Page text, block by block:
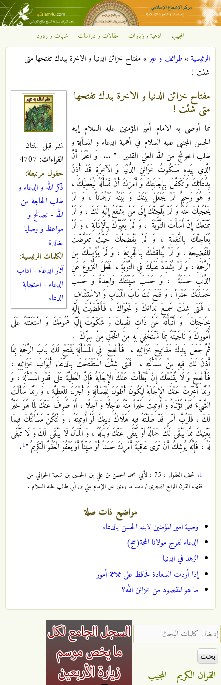
تجاوز إلى المحتوى الرئيسي
مركز
الإشعاع
الإسلامي
المجيب ادعية و زيارات مقالات و دراسات شبهات و ردود
أنت هنا
الرئيسية»طرائف و عبر»مفتاح خزائن الدنيا و الاخرة بيدك تفتحها متى
شئت !
نشر قبل سنتان
القراءات:
حقول مرتبطة:
ذكر الله و الدعاء و
طلب الحاجة من
الله - نصائح و
مواعظ و وصايا
خالدة
الكلمات الرئيسية:
آثار الدعاء - اداب
الدعاء - استجابة
الدعاء
مفتاح خزائن الدنيا و الاخرة بيدك تفتحها
متى شئت !
مما أوصى به الامام أمير المؤمنين عليه السلام إبنه
الحسن المجتبى عليه السلام في أهمية الدعاء و المسألة و
طلب الحوائج من الله العلي القدير : " ... وَ اعْلَمْ أَنَّ
الَّذِي بِيَدِهِ مَلَكُوتُ خَزَائِنِ الدُّنْيَا وَ الْآخِرَةِ قَدْ أَذِنَ
بِدُعَائِكَ وَ تَكَفَّلَ بِإِجَابَتِكَ وَ أَمَرَكَ‏ أَنْ‏ تَسْأَلَهُ‏ لِيُعْطِيَكَ‏ ،
وَ هُوَ رَحِيمٌ لَمْ يَجْعَلْ بَيْنَكَ وَ بَيْنَهُ تَرْجُمَاناً ، وَ لَمْ
يَحْجُبْكَ عَنْهُ وَ لَمْ يُلْجِئْكَ إِلَى مَنْ يَشْفَعُ إِلَيْهِ لَكَ ، وَ لَمْ
يَمْنَعْكَ إِنْ أَسَأْتَ التَّوْبَةَ ، وَ لَمْ يُعَيِّرْكَ بِالْإِنَابَةِ ، وَ لَمْ
يُعَاجِلْكَ بِالنَّقِمَةِ ، وَ لَمْ يَفْضَحْكَ حَيْثُ تَعَرَّضْتَ
لِلْفَضِيحَةِ ، وَ لَمْ يُنَاقِشْكَ بِالْجَرِيمَةِ ، وَ لَمْ يُؤْيِسْكَ مِنَ
الرَّحْمَةِ ، وَ لَمْ يُشَدِّدْ عَلَيْكَ فِي التَّوْبَةِ ، فَجَعَلَ النُّزُوعَ عَنِ
الذَّنْبِ حَسَنَةً ، وَ حَسَبَ سَيِّئَتَكَ وَاحِدَةً وَ حَسَبَ
حَسَنَتَكَ عَشْراً ، وَ فَتَحَ لَكَ بَابَ الْمَتَابِ وَ الِاسْتِئْنَافِ‏
، فَمَتَى شِئْتَ سَمِعَ نِدَاءَكَ وَ نَجْوَاكَ ، فَأَفْضَيْتَ إِلَيْهِ
بِحَاجَتِكَ‏ وَ أَنْبَأْتَهُ عَنْ ذَاتِ نَفْسِكَ وَ شَكَوْتَ إِلَيْهِ هُمُومَكَ وَ اسْتَعَنْتَهُ عَلَى
أُمُورِكَ وَ نَاجَيْتَهُ بِمَا تَسْتَخْفِي بِهِ مِنَ الْخَلْقِ مِنْ سِرِّكَ‏ .
ثُمَّ جَعَلَ بِيَدِكَ مَفَاتِيحَ خَزَائِنِهِ ، فَأَلْحِحْ‏ فِي الْمَسْأَلَةِ يَفْتَحْ لَكَ بَابَ الرَّحْمَةِ بِمَا
أَذِنَ لَكَ فِيهِ مِنْ مَسْأَلَتِهِ ، فَمَتَى شِئْتَ اسْتَفْتَحْتَ بِالدُّعَاءِ أَبْوَابَ خَزَائِنِهِ ،
فَأَلْحِحْ وَ لَا يُقَنِّطْكَ إِنْ أَبْطَأَتْ عَنْكَ الْإِجَابَةُ فَإِنَّ الْعَطِيَّةَ عَلَى قَدْرِ الْمَسْأَلَةِ ، وَ
رُبَّمَا أُخِّرَتْ عَنْكَ الْإِجَابَةُ لِيَكُونَ أَطْوَلَ لِلْمَسْأَلَةِ وَ أَجْزَلَ لِلْعَطِيَّةِ ، وَ رُبَّمَا سَأَلْتَ
الشَّيْ‏ءَ فَلَمْ تُؤْتَاهُ وَ أُوتِيتَ خَيْراً مِنْهُ عَاجِلًا وَ آجِلًا ، أَوْ صُرِفَ عَنْكَ لِمَا هُوَ خَيْرٌ
لَكَ ، فَلَرُبَّ أَمْرٍ قَدْ طَلَبْتَهُ فِيهِ هَلَاكُ دِينِكَ لَوْ أُوتِيتَهُ ، وَ لْتَكُنْ مَسْأَلَتُكَ فِيمَا
يَعْنِيكَ مِمَّا يَبْقَى لَكَ جَمَالُهُ أَوْ يُنْفَى عَنْكَ وَبَالُهُ ، وَ الْمَالُ لَا يَبْقَى لَكَ وَ لَا تَبْقَى
لَهُ ، فَإِنَّهُ يُوشِكُ أَنْ تَرَى عَاقِبَةَ أَمْرِكَ حَسَناً أَوْ سَيِّئاً أَوْ يَعْفُوَ الْعَفُوُّ الْكَرِيمُ "1
.
1.
تحف العقول : 75 ، لأبي محمد الحسن بن علي بن الحسين بن شعبة الحراني من
فقهاء القرن الرابع الهجري / باب ما روي عن الإمام علي بن أبي طالب عليه السلام .
مواضيع ذات صلة
وصية امير المؤمنين لابنه الحسن بالدعاء
الدعاء لفرج مولانا الحجة(عج)
الزهد في الدنيا
إذا أردت السعادة فحافظ على ثلاثة أمور
ما هو المقصود من خزائن الله؟
‏إدخال كلمات البحث ‏
القران الكريم
المجيب